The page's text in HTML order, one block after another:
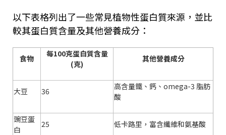
以下表格列出了一些常見植物性蛋白質來源，並比
較其蛋白質含量及其他營養成分：
食物 每100克蛋白質含量
(克)
其他營養成分
大豆 36 高含量鐵、鈣、 omega-3 脂肪
酸
豌豆蛋
白
25 低卡路里，富含纖維和氨基酸